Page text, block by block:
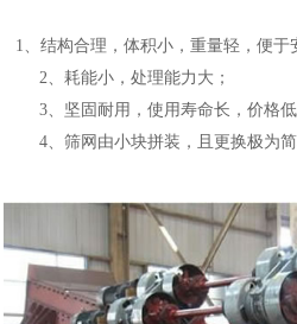
1、结构合理，体积小，重量轻，便于
2、耗能小，处理能力大；
3、坚固耐用，使用寿命长，价格低
4、筛网由小块拼装，且更换极为简